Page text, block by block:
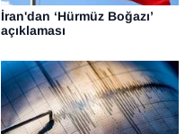
İran'dan ‘Hürmüz Boğazı’
açıklaması